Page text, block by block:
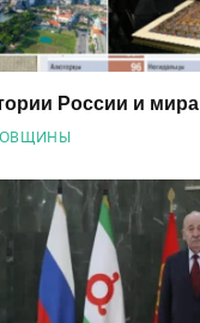
России и мира